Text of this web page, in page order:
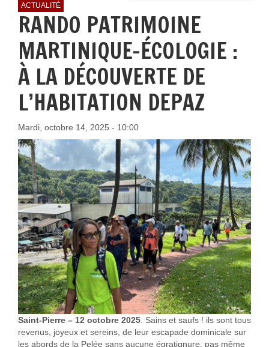
ACTUALITÉ
RANDO PATRIMOINE
MARTINIQUE-ÉCOLOGIE :
À LA DÉCOUVERTE DE
L’HABITATION DEPAZ
Mardi, octobre 14, 2025 - 10:00
Saint-Pierre – 12 octobre 2025 . Sains et saufs ! ils sont tous
revenus, joyeux et sereins, de leur escapade dominicale sur
les abords de la Pelée sans aucune égratignure, pas même